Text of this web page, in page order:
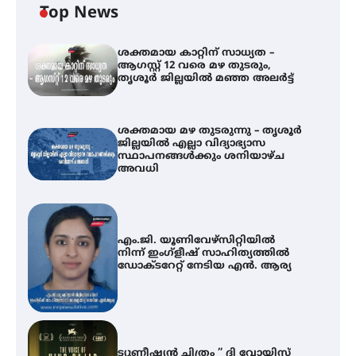
Top News
ശക്തമായ കാറ്റിന് സാധ്യത –
ആഗസ്റ്റ് 12 വരെ മഴ തുടരും,
തൃശൂർ ജില്ലയിൽ മഞ്ഞ അലർട്ട്
ശക്തമായ മഴ തുടരുന്നു – തൃശൂർ
ജില്ലയിൽ എല്ലാ വിദ്യാഭ്യാസ
സ്ഥാപനങ്ങൾക്കും ശനിയാഴ്ച
അവധി
എം.ജി. യൂണിവേഴ്‌സിറ്റിയിൽ
നിന്ന് ഇംഗ്ളീഷ് സാഹിത്യത്തിൽ
ഡോക്ടറേറ്റ് നേടിയ എൻ. ആര്യ